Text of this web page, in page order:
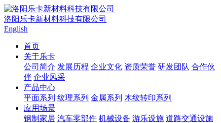
洛阳乐卡新材料科技有限公司
English
首页
关于乐卡
公司简介 发展历程 企业文化 资质荣誉 研发团队 合作伙
伴 企业风采
产品中心
平面系列 纹理系列 金属系列 木纹转印系列
应用场景
钢制家居 汽车零部件 机械设备 游乐设施 道路交通设施